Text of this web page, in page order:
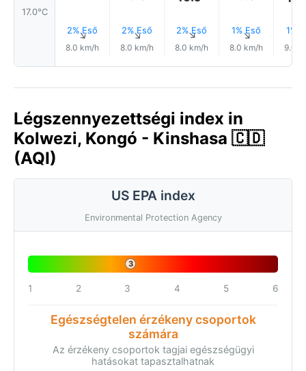
17.0°C
2% Eső
↑
8.0 km/h
2% Eső
↑
8.0 km/h
2% Eső
↑
8.0 km/h
1% Eső
↑
8.0 km/h
1%
9.0
Légszennyezettségi index in
Kolwezi, Kongó - Kinshasa 🇨🇩
(AQI)
US EPA index
Environmental Protection Agency
3
1 2 3 4 5 6
Egészségtelen érzékeny csoportok
számára
Az érzékeny csoportok tagjai egészségügyi
hatásokat tapasztalhatnak